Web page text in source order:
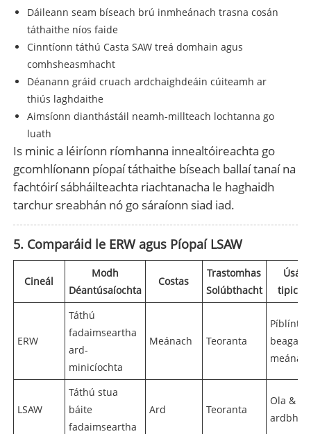
Dáileann seam bíseach brú inmheánach trasna cosán
táthaithe níos faide
Cinntíonn táthú Casta SAW treá domhain agus
comhsheasmhacht
Déanann gráid cruach ardchaighdeáin cúiteamh ar
thiús laghdaithe
Aimsíonn dianthástáil neamh-millteach lochtanna go
luath
Is minic a léiríonn ríomhanna innealtóireachta go
gcomhlíonann píopaí táthaithe bíseach ballaí tanaí na
fachtóirí sábháilteachta riachtanacha le haghaidh
tarchur sreabhán nó go sáraíonn siad iad.
5. Comparáid le ERW agus Píopaí LSAW
Cineál
Modh
Déantúsaíochta
Costas
Trastomhas
Solúbthacht
Úsáid
ERW
Táthú
fadaimseartha
ard-
minicíochta
Meánach Teoranta
Píblínte
beaga
LSAW
Táthú stua
báite
fadaimseartha
Ard Teoranta
Ola &
ardbhrú